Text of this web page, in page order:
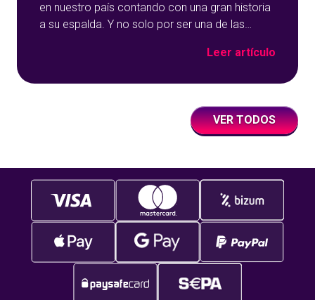
en nuestro país contando con una gran historia
a su espalda. Y no solo por ser una de las
de juegos de tómbola, YoBingo, sino porque es
Leer artículo
VER TODOS